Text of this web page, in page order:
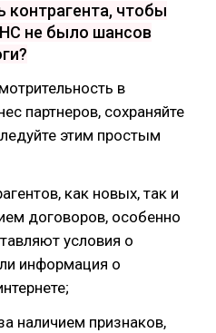
контрагента, чтобы
не было шансов
в
партнеров, сохраняйте
этим простым
как новых, так и
договоров, особенно
условия о
информация о
наличием признаков,